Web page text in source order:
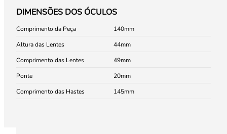
DIMENSÕES DOS ÓCULOS
Comprimento da Peça
140
Altura das Lentes
44
Comprimento das Lentes
49
Ponte
20
Comprimento das Hastes
145